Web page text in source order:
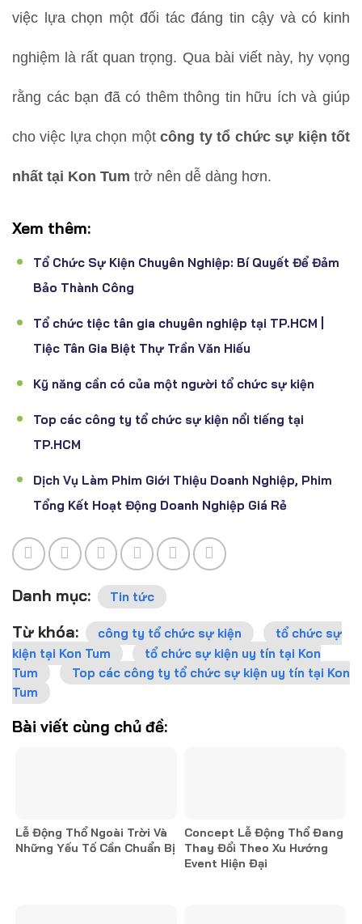
việc lựa chọn một đối tác đáng tin cậy và có kinh
nghiệm là rất quan trọng. Qua bài viết này, hy vọng
rằng các bạn đã có thêm thông tin hữu ích và giúp
cho việc lựa chọn mộtcông ty tổ chức sự kiện tốt
nhất tại Kon Tum trở nên dễ dàng hơn.
Xem thêm:
Tổ Chức Sự Kiện Chuyên Nghiệp: Bí Quyết Để Đảm
Bảo Thành Công
Tổ chức tiệc tân gia chuyên nghiệp tại TP.HCM |
Tiệc Tân Gia Biệt Thự Trần Văn Hiếu
Kỹ năng cần có của một người tổ chức sự kiện
Top các công ty tổ chức sự kiện nổi tiếng tại
TP.HCM
Dịch Vụ Làm Phim Giới Thiệu Doanh Nghiệp, Phim
Tổng Kết Hoạt Động Doanh Nghiệp Giá Rẻ
Danh mục: Tin tức
Từ khóa: công ty tổ chức sự kiện
tổ chức sự
kiện tại Kon Tum
tổ chức sự kiện uy tín tại Kon
Tum
Top các công ty tổ chức sự kiện uy tín tại Kon
Tum
Bài viết cùng chủ đề:
Lễ Động Thổ Ngoài Trời Và
Những Yếu Tố Cần Chuẩn Bị
Concept Lễ Động Thổ Đang
Thay Đổi Theo Xu Hướng
Event Hiện Đại